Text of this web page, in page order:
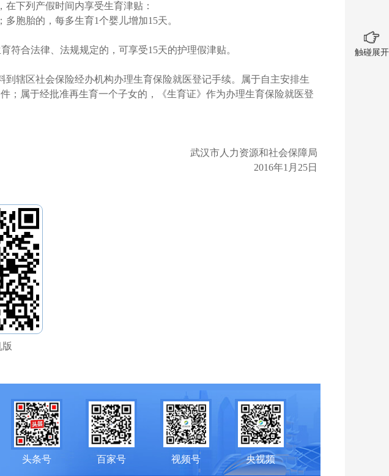
下列产假时间内享受生育津贴：
胞胎的，每多生育1个婴儿增加15天。
符合法律、法规规定的，可享受15天的护理假津贴。
辖区社会保险经办机构办理生育保险就医登记手续。属于自主安排生
；属于经批准再生育一个子女的，《生育证》作为办理生育保险就医登
武汉市人力资源和社会保障局
2016年1月25日
头条号 百家号 视频号 央视频
触碰展开